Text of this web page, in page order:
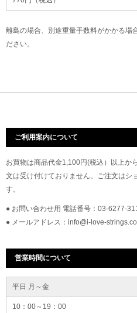
離島の場合、別途重量手数料がかかる場
ださい。
ご利用案内について
お買物は商品代金1,100円(税込）以上か
文は受け付けておりません。ご注文はシ
す。
● お問い合わせ用 電話番号：03-6277-
● メールアドレス：info@i-love-
営業時間について
平日 月～金
10：00～19：00